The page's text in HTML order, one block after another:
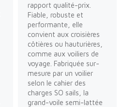
rapport qualité-prix.
Fiable, robuste et
performante, elle
convient aux croisières
côtières ou hauturières,
comme aux voiliers de
voyage. Fabriquée sur-
mesure par un voilier
selon le cahier des
charges SO sails, la
grand-voile semi-lattée